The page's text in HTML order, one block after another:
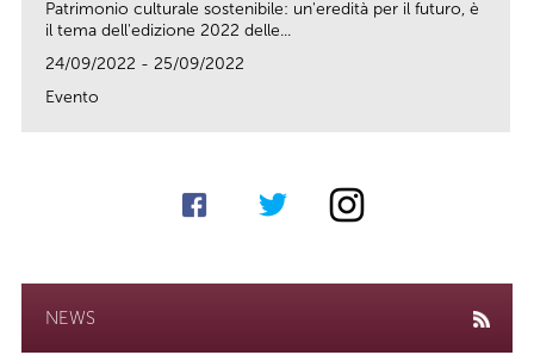
Patrimonio culturale sostenibile: un'eredità per il futuro, è
il tema dell'edizione 2022 delle...
24/09/2022 - 25/09/2022
Evento
NEWS